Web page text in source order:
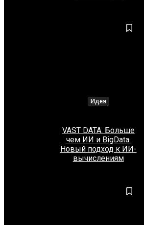
Идея
VAST DATA. Больше
чем ИИ и BigData.
Новый подход к ИИ-
вычислениям